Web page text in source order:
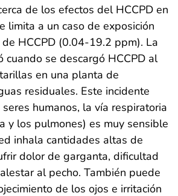
de los efectos del HCCPD en
limita a un caso de exposición
HCCPD (0.04-19.2 ppm). La
cuando se descargó HCCPD al
en una planta de
residuales. Este incidente
humanos, la vía respiratoria
y los pulmones) es muy sensible
inhala cantidades altas de
dolor de garganta, dificultad
al pecho. También puede
de los ojos e irritación